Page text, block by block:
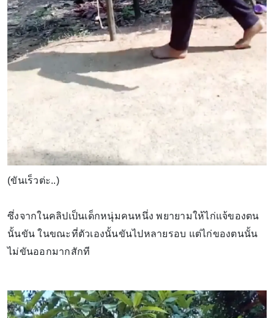
(ขันเร็วต่ะ..)
ซึ่งจากในคลิปเป็นเด็กหนุ่มคนหนึ่ง พยายามให้ไก่แจ้ของตน
นั้นขัน ในขณะที่ตัวเองนั้นขันไปหลายรอบ แต่ไก่ของตนนั้น
ไม่ขันออกมากสักที